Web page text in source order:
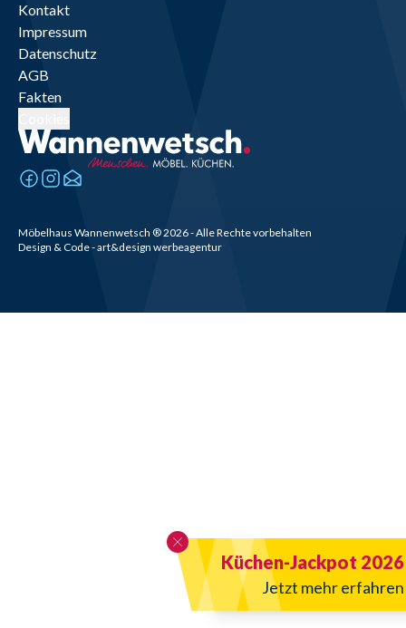
Küchen-Jackpot 2026
Jetzt mehr erfahren
Kontakt
Impressum
Datenschutz
AGB
Fakten
Möbelhaus Wannenwetsch ®2026- Alle Rechte vorbehalten
Design & Code - art&design werbeagentur